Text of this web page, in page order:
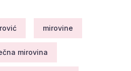
mirovine
mirovina